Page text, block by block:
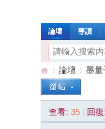
論壇 導讀
墨»
論壇
›
墨量
查看: 35 | 回